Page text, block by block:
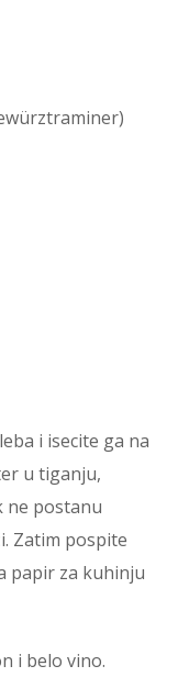
i isecite ga na
u tiganju,
ne postanu
Zatim pospite
papir za kuhinju
i belo vino.